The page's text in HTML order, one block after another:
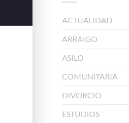
ACTUALIDAD
ARRAIGO
ASILO
COMUNITARIA
DIVORCIO
ESTUDIOS